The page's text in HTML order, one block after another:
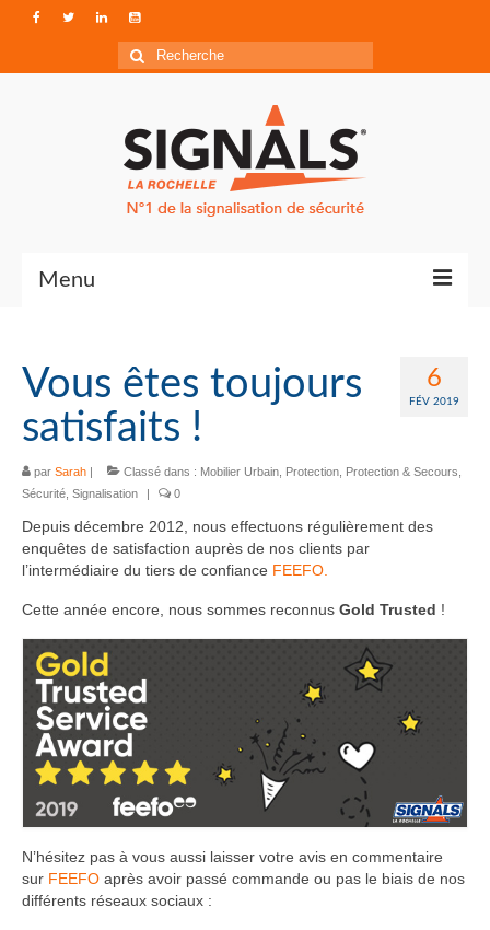
Rechercher
:
Menu
Qui sommes-nous ?
Accéder à Signals
6
FÉV 2019
Vous êtes toujours
satisfaits !
par Sarah | Classé dans : Mobilier Urbain Protection Protection & Secours
Sécurité Signalisation | 0
Depuis décembre 2012, nous effectuons régulièrement des
enquêtes de satisfaction auprès de nos clients par
l’intermédiaire du tiers de confiance FEEFO.
Cette année encore, nous sommes reconnus Gold Trusted !
N’hésitez pas à vous aussi laisser votre avis en commentaire
sur FEEFO après avoir passé commande ou pas le biais de nos
différents réseaux sociaux :